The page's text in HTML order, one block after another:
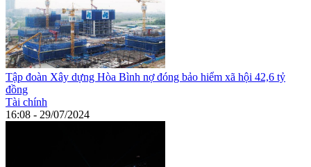
Tập đoàn Xây dựng Hòa Bình nợ đóng bảo hiểm xã hội 42,6 tỷ
đồng
Tài chính
16:08 - 29/07/2024